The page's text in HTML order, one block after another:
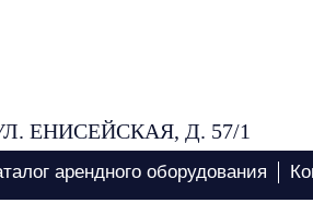
ЕНИСЕЙСКАЯ, Д. 57/1
арендного оборудования